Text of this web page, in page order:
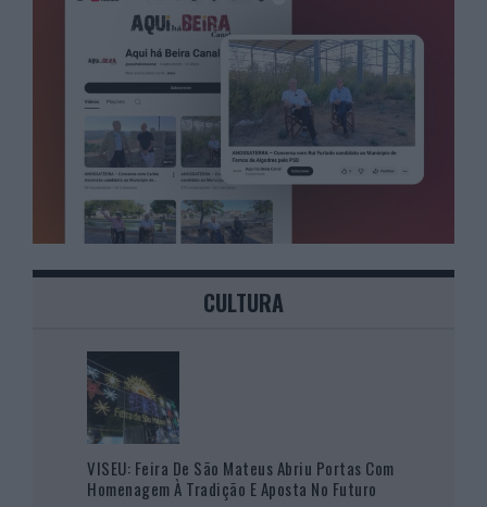
CULTURA
VISEU: Feira De São Mateus Abriu Portas Com
Homenagem À Tradição E Aposta No Futuro